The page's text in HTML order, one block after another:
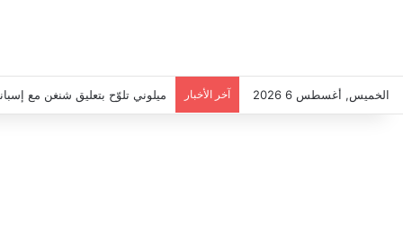
الخميس, أغسطس 6 2026 آخر الأخبار ميلوني تلوّح بتعليق شنغن مع